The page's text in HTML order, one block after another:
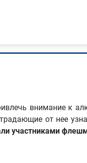
внимание к
от нее
участниками